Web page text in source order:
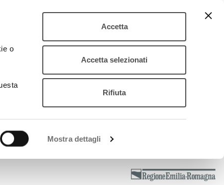
o
Mostra dettagli
Accetta
Accetta selezionati
Rifiuta